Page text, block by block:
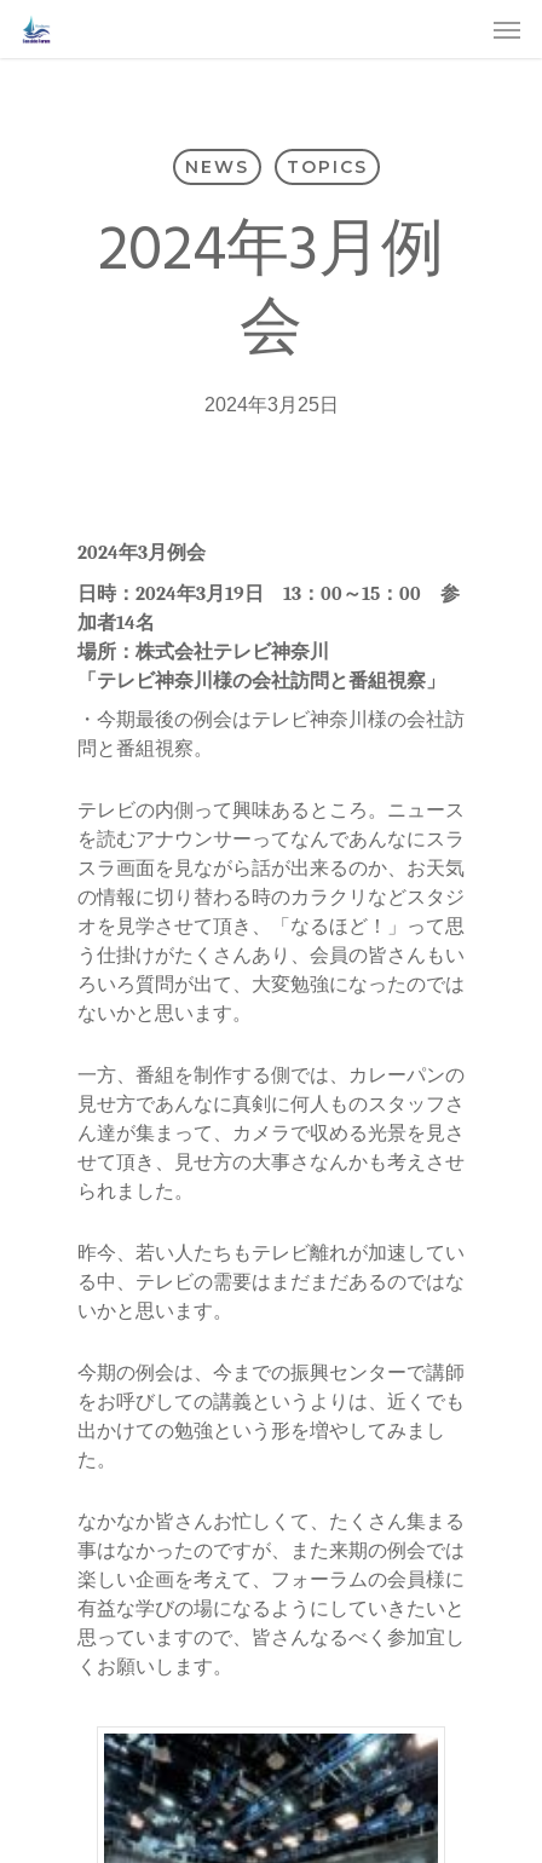
Skip
NEWS TOPICS
2024年3月例
会
2024年3月25日
2024年3月例会
日時：2024年3月19日 13：00～15：00 参
加者14名
場所：株式会社テレビ神奈川
「テレビ神奈川様の会社訪問と番組視察」
・今期最後の例会はテレビ神奈川様の会社訪
問と番組視察。
テレビの内側って興味あるところ。ニュース
を読むアナウンサーってなんであんなにスラ
スラ画面を見ながら話が出来るのか、お天気
の情報に切り替わる時のカラクリなどスタジ
オを見学させて頂き、「なるほど！」って思
う仕掛けがたくさんあり、会員の皆さんもい
ろいろ質問が出て、大変勉強になったのでは
ないかと思います。
一方、番組を制作する側では、カレーパンの
見せ方であんなに真剣に何人ものスタッフさ
ん達が集まって、カメラで収める光景を見さ
せて頂き、見せ方の大事さなんかも考えさせ
られました。
昨今、若い人たちもテレビ離れが加速してい
る中、テレビの需要はまだまだあるのではな
いかと思います。
今期の例会は、今までの振興センターで講師
をお呼びしての講義というよりは、近くでも
出かけての勉強という形を増やしてみまし
た。
なかなか皆さんお忙しくて、たくさん集まる
事はなかったのですが、また来期の例会では
楽しい企画を考えて、フォーラムの会員様に
有益な学びの場になるようにしていきたいと
思っていますので、皆さんなるべく参加宜し
くお願いします。